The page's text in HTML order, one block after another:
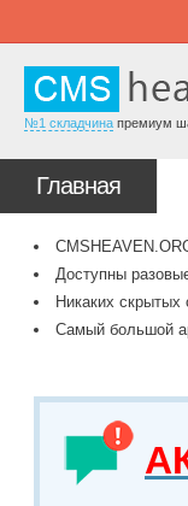
№1 складчина премиум
Главная
Доступны
Никаких
Самый большой